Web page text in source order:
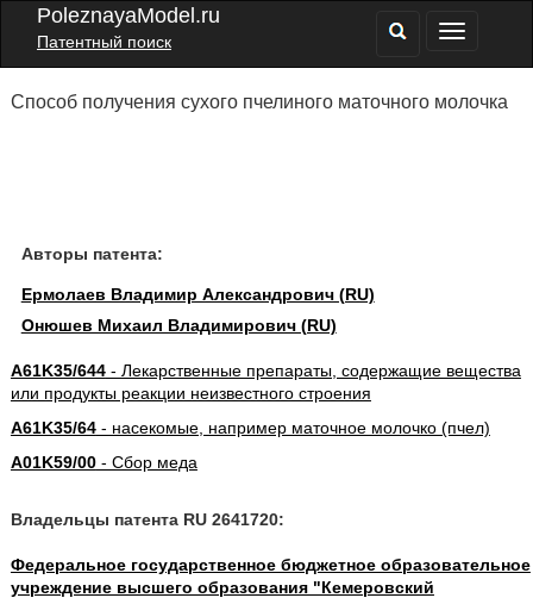
PoleznayaModel.ru
Патентный поиск
Способ получения сухого пчелиного маточного молочка
Авторы патента:
Ермолаев Владимир Александрович (RU)
Онюшев Михаил Владимирович (RU)
A61K35/644- Лекарственные препараты, содержащие вещества
или продукты реакции неизвестного строения
A61K35/64- насекомые, например маточное молочко (пчел)
A01K59/00- Сбор меда
Владельцы патента RU 2641720:
Федеральное государственное бюджетное образовательное
учреждение высшего образования "Кемеровский